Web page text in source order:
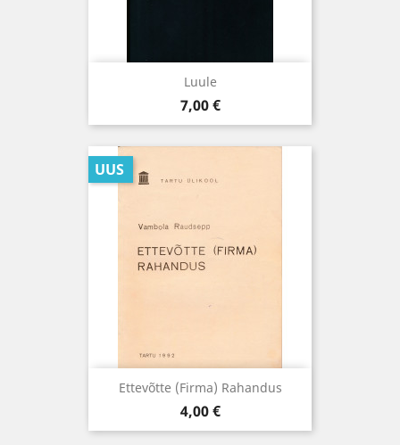
Luule
Hind
7,00 €
Ettevõtte (firma) Rahandus
Hind
4,00 €
UUS